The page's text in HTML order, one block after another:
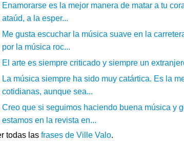
Enamorarse es la mejor manera de matar a tu
ataúd, a la esper...
Me gusta escuchar la música suave en la
por la música roc...
El arte es siempre criticado y siempre un
La música siempre ha sido muy catártica. Es la
cotidianas, aunque sea...
Creo que si seguimos haciendo buena música y
estamos en la revista en...
todas las frases de Ville Valo.